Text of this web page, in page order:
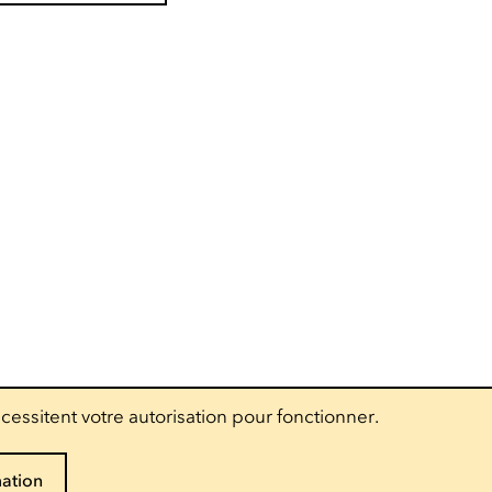
votre autorisation pour fonctionner.